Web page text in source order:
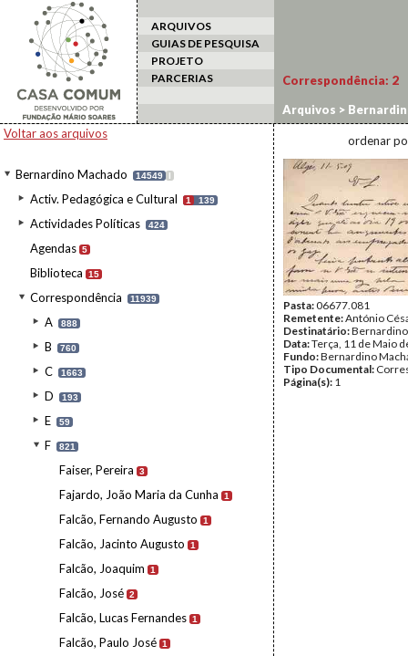
ARQUIVOS
GUIAS DE PESQUISA
PROJETO
PARCERIAS
Voltar aos arquivos
Bernardino Machado 14549 I
Activ. Pedagógica e Cultural 1 139
Actividades Políticas 424
Agendas 5
Biblioteca 15
Correspondência 11939
A 888
B 760
C 1663
D 193
E 59
F 821
Faiser, Pereira 3
Fajardo, João Maria da Cunha 1
Falcão, Fernando Augusto 1
Falcão, Jacinto Augusto 1
Falcão, Joaquim 1
Falcão, José 2
Falcão, Lucas Fernandes 1
Falcão, Paulo José 1
Correspondência: 2
Arquivos >
ordenar
Pasta:06677.081
Remetente:António
Destinatário:
Data:Terça, 11 de Maio
Fundo:Bernardino
Tipo Documental:
Página(s): 1